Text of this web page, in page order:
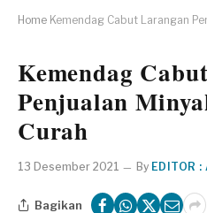
Home Kemendag Cabut Larangan
Kemendag
Penjualan
Curah
13 Desember 2021 By EDITOR :
Bagikan